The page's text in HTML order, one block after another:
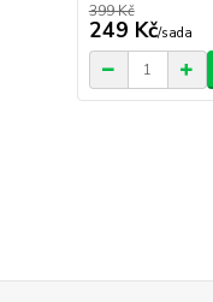
399 Kč
249 Kč/sada